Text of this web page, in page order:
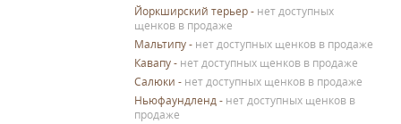
Йоркширский терьер- нет доступных
щенков в продаже
Мальтипу- нет доступных щенков в продаже
Кавапу- нет доступных щенков в продаже
Салюки - нет доступных щенков в продаже
Ньюфаундленд - нет доступных щенков в
продаже